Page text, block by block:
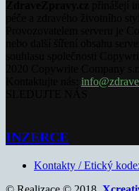
INZERCE
Kontakty / Etický